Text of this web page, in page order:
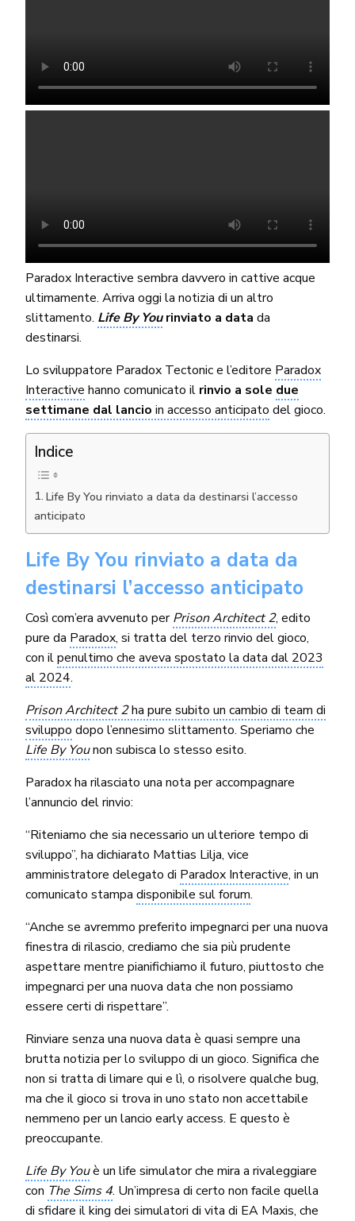
Paradox Interactive sembra davvero in cattive acque
ultimamente. Arriva oggi la notizia di un altro
slittamento. Life By Yourinviato a datada
destinarsi.
Lo sviluppatore Paradox Tectonic e l’editore Paradox
Interactive hanno comunicato il rinvio a sole due
settimane dal lancio in accesso anticipato del gioco.
Indice
Life By You rinviato a data da destinarsi l’accesso
anticipato
Life By You rinviato a data da
destinarsi l’accesso anticipato
Così com’era avvenuto perPrison Architect 2, edito
pure da Paradox, si tratta del terzo rinvio del gioco,
con ilpenultimo che aveva spostato la data dal 2023
al 2024.
Prison Architect 2ha pure subito un cambio di team di
sviluppo dopo l’ennesimo slittamento. Speriamo che
Life By Younon subisca lo stesso esito.
Paradox ha rilasciato una nota per accompagnare
l’annuncio del rinvio:
“Riteniamo che sia necessario un ulteriore tempo di
sviluppo”, ha dichiarato Mattias Lilja, vice
amministratore delegato di Paradox Interactive, in un
comunicato stampa disponibile sul forum.
“Anche se avremmo preferito impegnarci per una nuova
finestra di rilascio, crediamo che sia più prudente
aspettare mentre pianifichiamo il futuro, piuttosto che
impegnarci per una nuova data che non possiamo
essere certi di rispettare”.
Rinviare senza una nuova data è quasi sempre una
brutta notizia per lo sviluppo di un gioco. Significa che
non si tratta di limare qui e lì, o risolvere qualche bug,
ma che il gioco si trova in uno stato non accettabile
nemmeno per un lancio early access. E questo è
preoccupante.
Life By Youè un life simulator che mira a rivaleggiare
con The Sims 4. Un’impresa di certo non facile quella
di sfidare il king dei simulatori di vita di EA Maxis, che